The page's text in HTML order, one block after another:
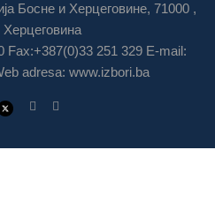
Босне и Херцеговине, 71000 ,
Fax:+387(0)33 251 329 E-mail:
adresa: www.izbori.ba